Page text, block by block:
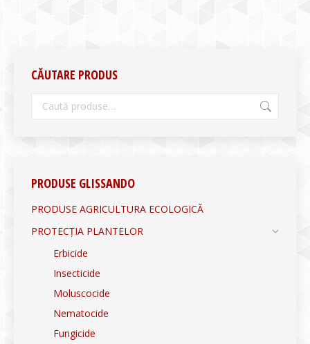
CĂUTARE PRODUS
PRODUSE GLISSANDO
PRODUSE AGRICULTURA ECOLOGICĂ
PROTECȚIA PLANTELOR
Erbicide
Insecticide
Moluscocide
Nematocide
Fungicide